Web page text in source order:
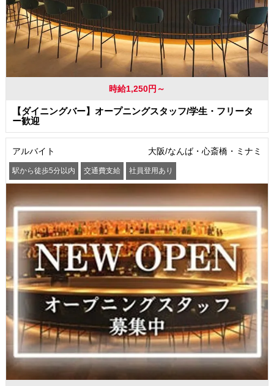
時給1,250円～
【ダイニングバー】オープニングスタッフ/学生・フリータ
ー歓迎
アルバイト 大阪/なんば・心斎橋・ミナミ
駅から徒歩5分以内 交通費支給 社員登用あり